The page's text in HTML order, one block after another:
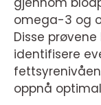
omega-3 og
Disse
identifisere
oppnå